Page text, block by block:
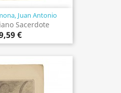
Juan Antonio
Sacerdote
€